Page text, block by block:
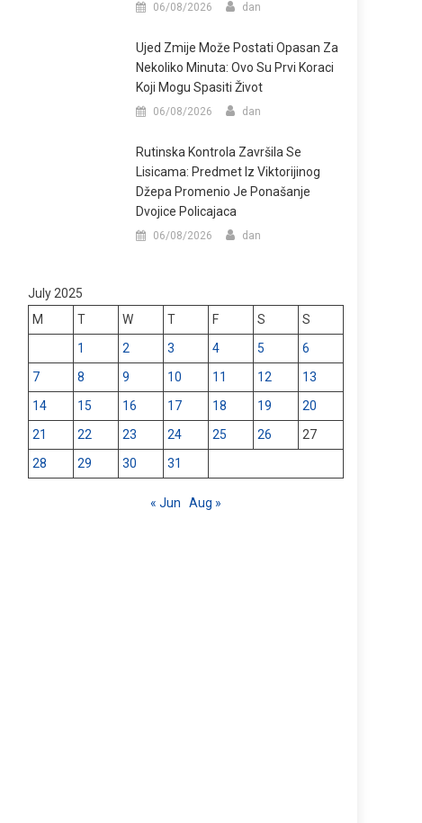
06/08/2026 dan
Ujed Zmije Može Postati Opasan Za
Nekoliko Minuta: Ovo Su Prvi Koraci
Koji Mogu Spasiti Život
06/08/2026 dan
Rutinska Kontrola Završila Se
Lisicama: Predmet Iz Viktorijinog
Džepa Promenio Je Ponašanje
Dvojice Policajaca
06/08/2026 dan
July 2025
M
T W T F S
S
1
2 3 4 5
6
7
8 9 10 11 12
13
14
15 16 17 18 19
20
21
22 23 24 25 26
27
28
29 30 31
« Jun Aug »